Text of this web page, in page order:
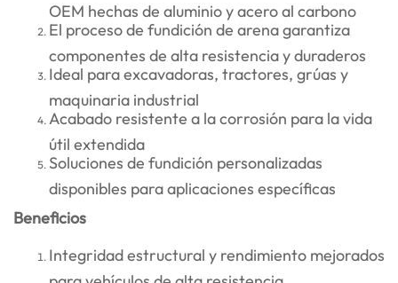
OEM hechas de aluminio y acero al carbono
El proceso de fundición de arena garantiza
componentes de alta resistencia y duraderos
Ideal para excavadoras, tractores, grúas y
maquinaria industrial
Acabado resistente a la corrosión para la vida
útil extendida
Soluciones de fundición personalizadas
disponibles para aplicaciones específicas
Beneficios
Integridad estructural y rendimiento mejorados
para vehículos de alta resistencia